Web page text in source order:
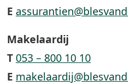
E
Makelaardij
T 053 – 800 10 10
E